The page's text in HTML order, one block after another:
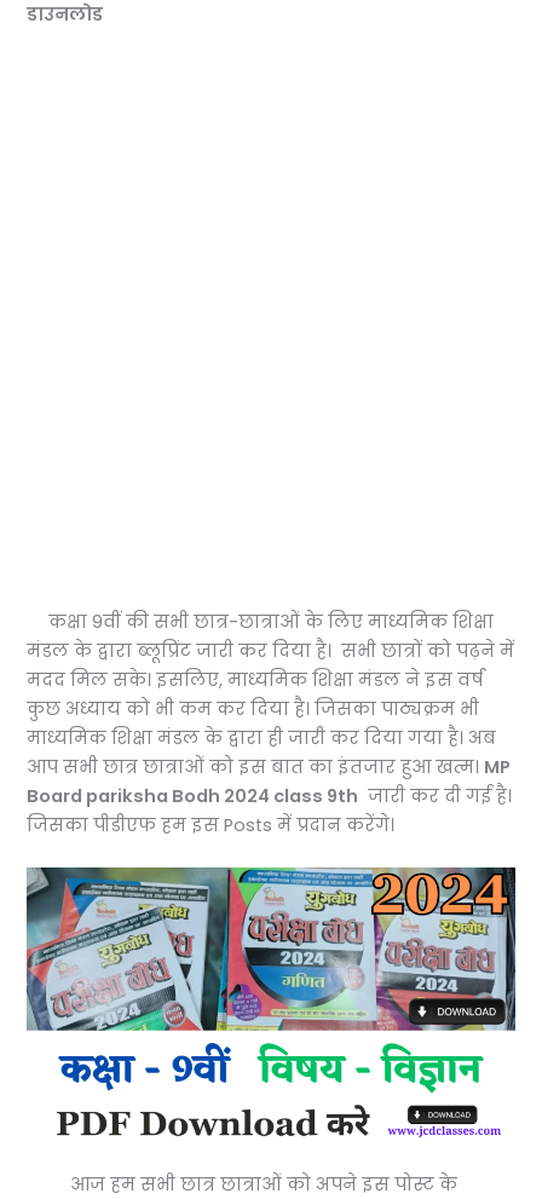
डाउनलोड
कक्षा 9वीं की सभी छात्र-छात्राओं के लिए माध्यमिक शिक्षा
मंडल के द्वारा ब्लूप्रिंट जारी कर दिया है। सभी छात्रों को पढ़ने में
मदद मिल सके। इसलिए, माध्यमिक शिक्षा मंडल ने इस वर्ष
कुछ अध्याय को भी कम कर दिया है। जिसका पाठ्यक्रम भी
माध्यमिक शिक्षा मंडल के द्वारा ही जारी कर दिया गया है। अब
आप सभी छात्र छात्राओं को इस बात का इंतजार हुआ खत्म। MP
Board pariksha Bodh 2024 class 9th जारी कर दी गई है।
जिसका पीडीएफ हम इस Posts में प्रदान करेंगे।
आज हम सभी छात्र छात्राओं को अपने इस पोस्ट के